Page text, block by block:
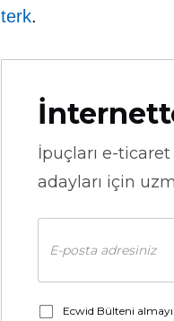
terk.
İpuçları e-ticaret
adayları için
Ecwid Bülteni